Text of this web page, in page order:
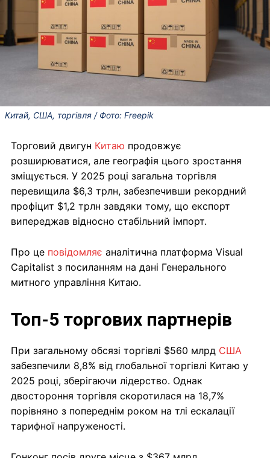
Китай, США, торгівля / Фото: Freepik
Торговий двигун Китаю продовжує
розширюватися, але географія цього зростання
зміщується. У 2025 році загальна торгівля
перевищила $6,3 трлн, забезпечивши рекордний
профіцит $1,2 трлн завдяки тому, що експорт
випереджав відносно стабільний імпорт.
Про це повідомляє аналітична платформа Visual
Capitalist з посиланням на дані Генерального
митного управління Китаю.
Топ-5 торгових партнерів
При загальному обсязі торгівлі $560 млрд США
забезпечили 8,8% від глобальної торгівлі Китаю у
2025 році, зберігаючи лідерство. Однак
двостороння торгівля скоротилася на 18,7%
порівняно з попереднім роком на тлі ескалації
тарифної напруженості.